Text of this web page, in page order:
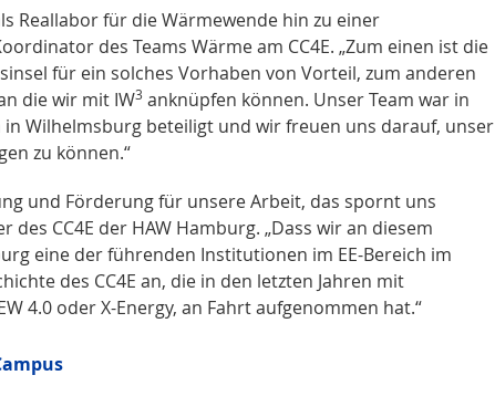
Reallabor für die Wärmewende hin zu einer
des Teams Wärme am CC4E. „Zum einen ist die
für ein solches Vorhaben von Vorteil, zum anderen
die wir mit IW3 anknüpfen können. Unser Team war in
Wilhelmsburg beteiligt und wir freuen uns darauf, unser
zu können.“
und Förderung für unsere Arbeit, das spornt uns
des CC4E der HAW Hamburg. „Dass wir an diesem
eine der führenden Institutionen im EE-Bereich im
des CC4E an, die in den letzten Jahren mit
4.0 oder X-Energy, an Fahrt aufgenommen hat.“